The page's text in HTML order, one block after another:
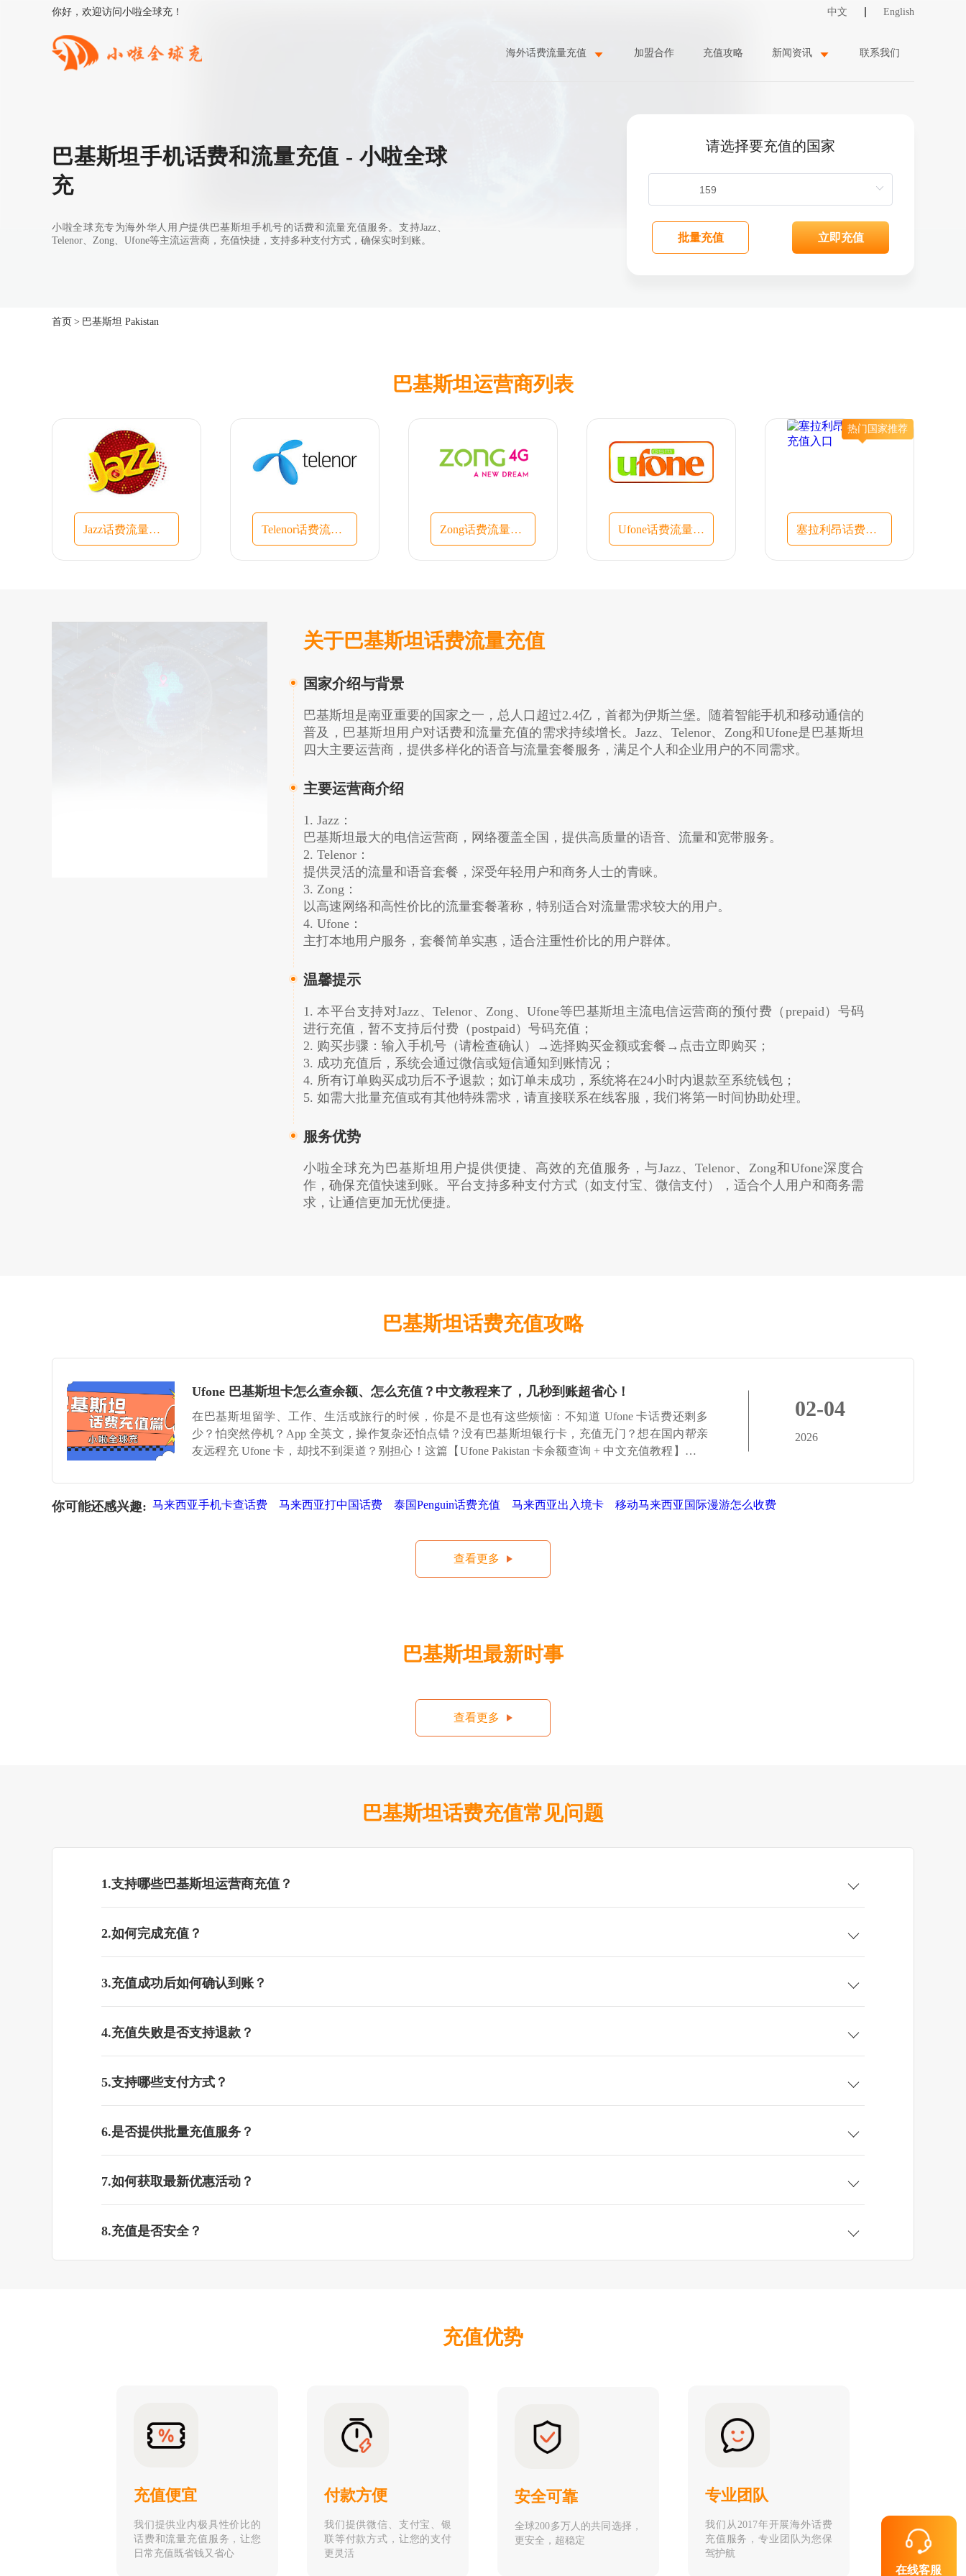
在线客服
你好，欢迎访问小啦全球充！ 中文 English
海外话费流量充值 加盟合作 充值攻略 新闻资讯 联系我们
巴基斯坦手机话费和流量充值 - 小啦全球
充
小啦全球充专为海外华人用户提供巴基斯坦手机号的话费和流量充值服务。支持Jazz、
Telenor、Zong、Ufone等主流运营商，充值快捷，支持多种支付方式，确保实时到账。
请选择要充值的国家
批量充值 立即充值
首页 > 巴基斯坦 Pakistan
巴基斯坦运营商列表
Jazz话费流量充值入口 Telenor话费流量充值入口 Zong话费流量充值入口 Ufone话费流量充值入口
热门国家推荐
塞拉利昂话费流量充值入口
关于巴基斯坦话费流量充值
国家介绍与背景
巴基斯坦是南亚重要的国家之一，总人口超过2.4亿，首都为伊斯兰堡。随着智能手机和移动通信的
普及，巴基斯坦用户对话费和流量充值的需求持续增长。Jazz、Telenor、Zong和Ufone是巴基斯坦
四大主要运营商，提供多样化的语音与流量套餐服务，满足个人和企业用户的不同需求。
主要运营商介绍
1. Jazz：
巴基斯坦最大的电信运营商，网络覆盖全国，提供高质量的语音、流量和宽带服务。
2. Telenor：
提供灵活的流量和语音套餐，深受年轻用户和商务人士的青睐。
3. Zong：
以高速网络和高性价比的流量套餐著称，特别适合对流量需求较大的用户。
4. Ufone：
主打本地用户服务，套餐简单实惠，适合注重性价比的用户群体。
温馨提示
1. 本平台支持对Jazz、Telenor、Zong、Ufone等巴基斯坦主流电信运营商的预付费（prepaid）号码
进行充值，暂不支持后付费（postpaid）号码充值；
2. 购买步骤：输入手机号（请检查确认）→选择购买金额或套餐→点击立即购买；
3. 成功充值后，系统会通过微信或短信通知到账情况；
4. 所有订单购买成功后不予退款；如订单未成功，系统将在24小时内退款至系统钱包；
5. 如需大批量充值或有其他特殊需求，请直接联系在线客服，我们将第一时间协助处理。
服务优势
小啦全球充为巴基斯坦用户提供便捷、高效的充值服务，与Jazz、Telenor、Zong和Ufone深度合
作，确保充值快速到账。平台支持多种支付方式（如支付宝、微信支付），适合个人用户和商务需
求，让通信更加无忧便捷。
巴基斯坦话费充值攻略
Ufone 巴基斯坦卡怎么查余额、怎么充值？中文教程来了，几秒到账超省心！
在巴基斯坦留学、工作、生活或旅行的时候，你是不是也有这些烦恼：不知道 Ufone 卡话费还剩多
少？怕突然停机？App 全英文，操作复杂还怕点错？没有巴基斯坦银行卡，充值无门？想在国内帮亲
友远程充 Ufone 卡，却找不到渠道？别担心！这篇【Ufone Pakistan 卡余额查询 + 中文充值教程】，手
02-04
2026
你可能还感兴趣: 马来西亚手机卡查话费 马来西亚打中国话费 泰国Penguin话费充值 马来西亚出入境卡 移动马来西亚国际漫游怎么收费
查看更多
巴基斯坦最新时事
查看更多
巴基斯坦话费充值常见问题
1.支持哪些巴基斯坦运营商充值？
2.如何完成充值？
3.充值成功后如何确认到账？
4.充值失败是否支持退款？
5.支持哪些支付方式？
6.是否提供批量充值服务？
7.如何获取最新优惠活动？
8.充值是否安全？
充值优势
充值便宜
我们提供业内极具性价比的
话费和流量充值服务，让您
日常充值既省钱又省心
付款方便
我们提供微信、支付宝、银
联等付款方式，让您的支付
更灵活
安全可靠
全球200多万人的共同选择，
更安全，超稳定
专业团队
我们从2017年开展海外话费
充值服务，专业团队为您保
驾护航